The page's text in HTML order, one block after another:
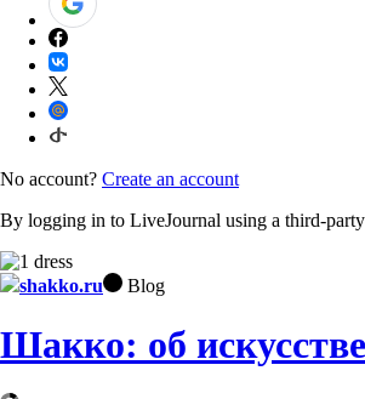
No account? Create an account
By logging in to LiveJournal using a third-
shakko.ru Blog
Шакко: об искусстве